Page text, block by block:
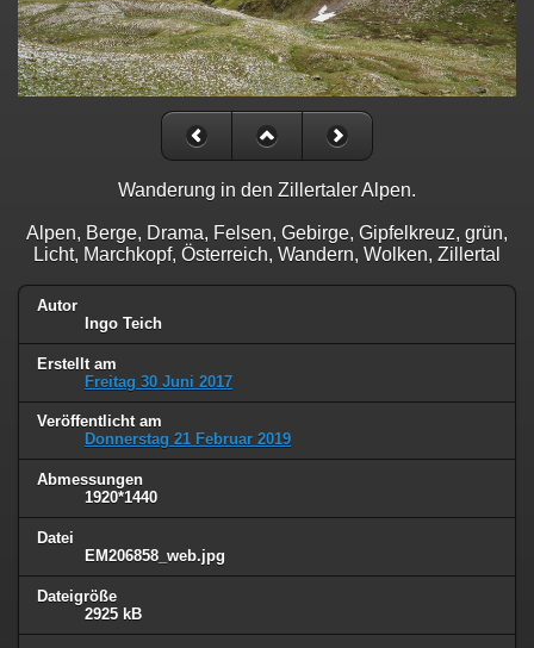
Wanderung in den Zillertaler Alpen.
Alpen, Berge, Drama, Felsen, Gebirge, Gipfelkreuz, grün,
Licht, Marchkopf, Österreich, Wandern, Wolken, Zillertal
Autor
Ingo Teich
Erstellt am
Freitag 30 Juni 2017
Veröffentlicht am
Donnerstag 21 Februar 2019
Abmessungen
1920*1440
Datei
EM206858_web.jpg
Dateigröße
2925 kB